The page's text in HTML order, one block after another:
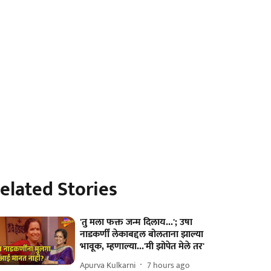
Stories
'तु मला फक्त जन्म दिलाय...'; उषा
नाडकर्णीं लेकाबद्दल बोलताना झाल्या
भावूक, म्हणाल्या...'मी झोपेत मेले तर'
Apurva Kulkarni 7 hours ago